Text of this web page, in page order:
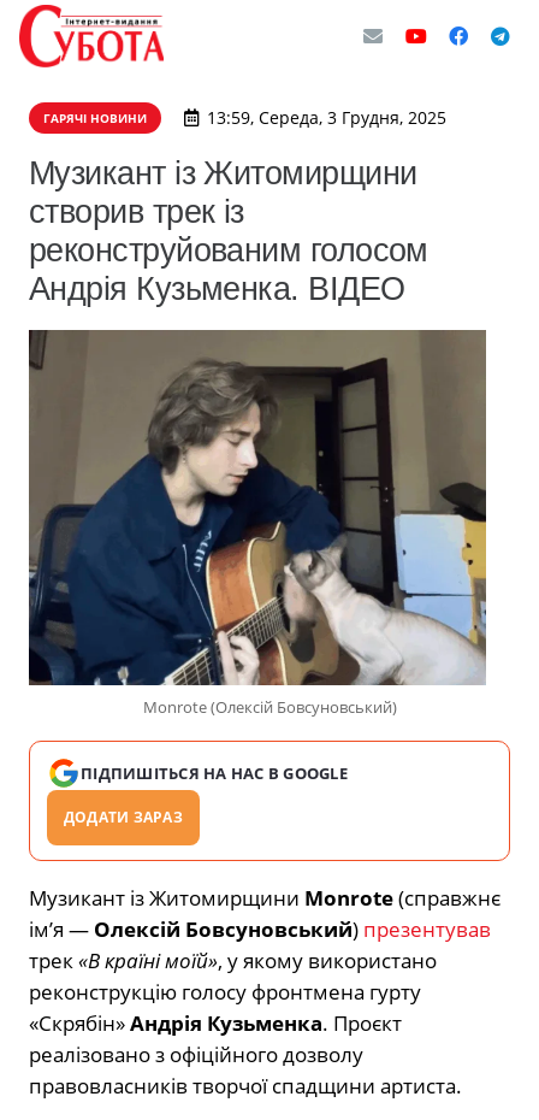
ГАРЯЧІ НОВИНИ 13:59, Середа, 3 Грудня, 2025
Музикант із Житомирщини
створив трек із
реконструйованим голосом
Андрія Кузьменка. ВІДЕО
Monrote (Олексій Бовсуновський)
ПІДПИШІТЬСЯ НА НАС В GOOGLE
ДОДАТИ ЗАРАЗ
Музикант із Житомирщини Monrote(справжнє
ім’я — Олексій Бовсуновський) презентував
трек«В країні моїй», у якому використано
реконструкцію голосу фронтмена гурту
«Скрябін»Андрія Кузьменка. Проєкт
реалізовано з офіційного дозволу
правовласників творчої спадщини артиста.